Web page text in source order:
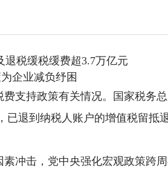
税缓税缓费超3.7万亿元
企业减负纾困
支持政策有关情况。国家税务
退到纳税人账户的增值税留抵
冲击，党中央强化宏观政策跨